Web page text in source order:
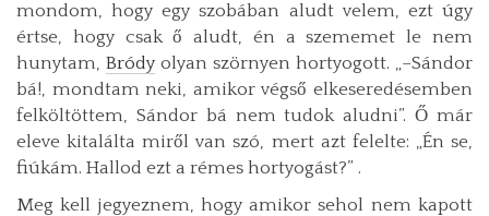
mondom, hogy egy szobában aludt velem, ezt úgy
értse, hogy csak ő aludt, én a szememet le nem
hunytam, Bródy olyan szörnyen hortyogott. „–Sándor
bá!, mondtam neki, amikor végső elkeseredésemben
felköltöttem, Sándor bá nem tudok aludni”. Ő már
eleve kitalálta miről van szó, mert azt felelte: „Én se,
fiúkám. Hallod ezt a rémes hortyogást?” .
Meg kell jegyeznem, hogy amikor sehol nem kapott